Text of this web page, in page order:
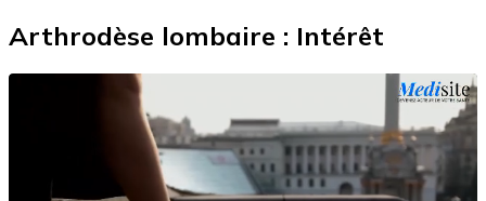
Arthrodèse lombaire : Intérêt